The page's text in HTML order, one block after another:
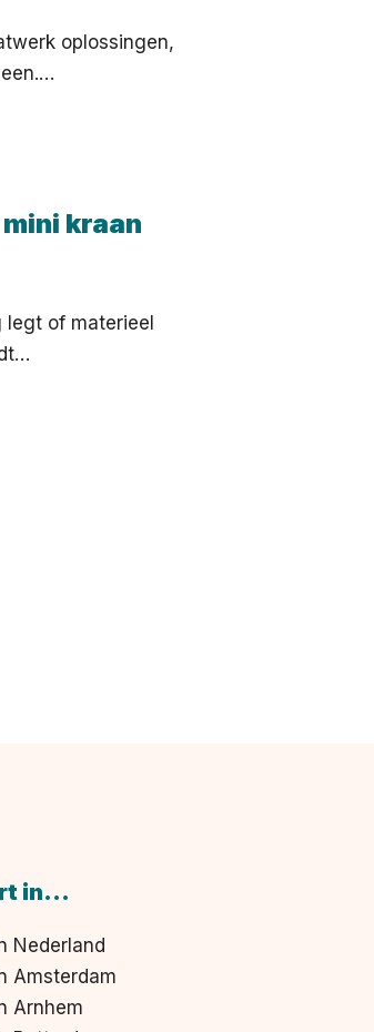
oplossingen,
kraan
of materieel
in...
Nederland
Amsterdam
Arnhem